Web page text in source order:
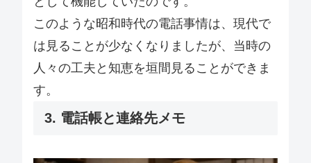
このような昭和時代の電話事情は、現代で
は見ることが少なくなりましたが、当時の
人々の工夫と知恵を垣間見ることができま
す。
3. 電話帳と連絡先メモ